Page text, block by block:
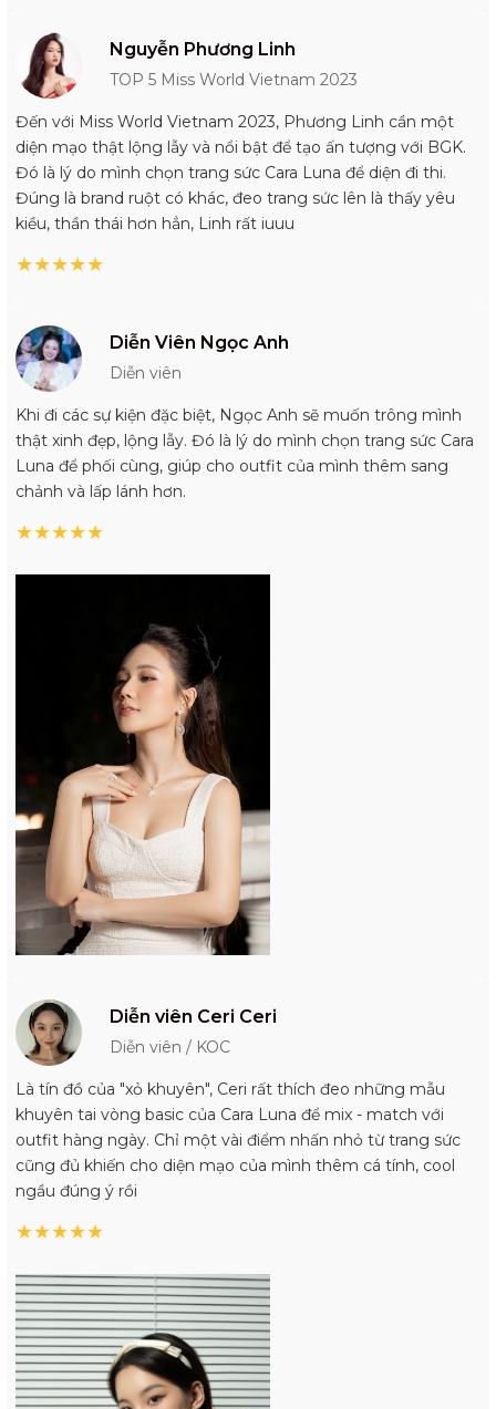
Nguyễn Phương Linh
TOP 5 Miss World Vietnam 2023
Đến với Miss World Vietnam 2023, Phương Linh cần một
diện mạo thật lộng lẫy và nổi bật để tạo ấn tượng với BGK.
Đó là lý do mình chọn trang sức Cara Luna để diện đi thi.
Đúng là brand ruột có khác, đeo trang sức lên là thấy yêu
kiều, thần thái hơn hẳn, Linh rất iuuu
★★★★★
Diễn Viên Ngọc Anh
Diễn viên
Khi đi các sự kiện đặc biệt, Ngọc Anh sẽ muốn trông mình
thật xinh đẹp, lộng lẫy. Đó là lý do mình chọn trang sức Cara
Luna để phối cùng, giúp cho outfit của mình thêm sang
chảnh và lấp lánh hơn.
★★★★★
Diễn viên Ceri Ceri
Diễn viên / KOC
Là tín đồ của "xỏ khuyên", Ceri rất thích đeo những mẫu
khuyên tai vòng basic của Cara Luna để mix - match với
outfit hàng ngày. Chỉ một vài điểm nhấn nhỏ từ trang sức
cũng đủ khiến cho diện mạo của mình thêm cá tính, cool
ngầu đúng ý rồi
★★★★★